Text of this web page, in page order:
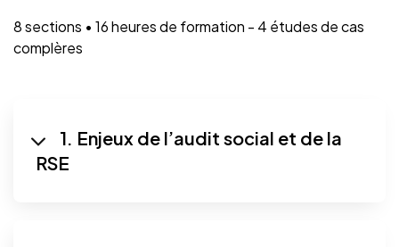
8 sections • 16 heures de formation - 4 études de cas
complères
1. Enjeux de l’audit social et de la
RSE